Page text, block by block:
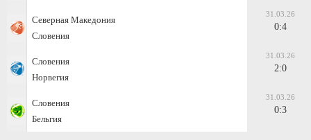
Северная Македония
Словения
31.03.26
0:4
Словения
Норвегия
31.03.26
2:0
Словения
Бельгия
31.03.26
0:3